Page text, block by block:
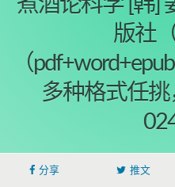
煮酒论科学 [韩]
版社
（
多种格式任挑
分享 推文